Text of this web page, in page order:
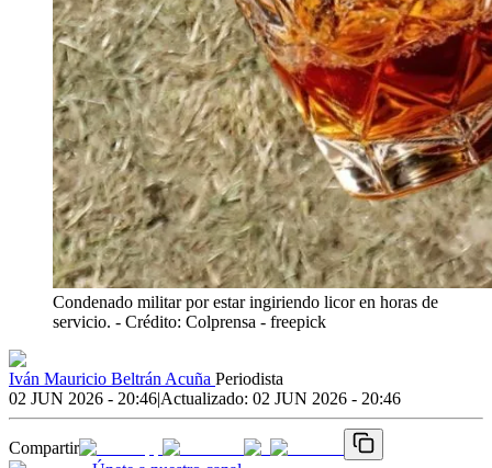
Condenado militar por estar ingiriendo licor en horas de
servicio. - Crédito: Colprensa - freepick
Iván Mauricio Beltrán Acuña Periodista
02 JUN 2026 - 20:46|Actualizado: 02 JUN 2026 - 20:46
Compartir